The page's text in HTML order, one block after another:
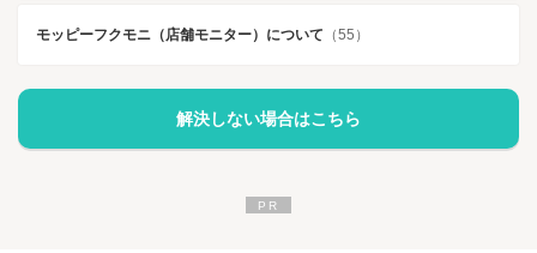
モッピーフクモニ（店舗モニター）について （55）
解決しない場合はこちら